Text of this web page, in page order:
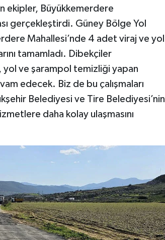
ekipler, Büyükkemerdere
gerçekleştirdi. Güney Bölge Yol
Mahallesi’nde 4 adet viraj ve yol
tamamladı. Dibekçiler
yol ve şarampol temizliği yapan
edecek. Biz de bu çalışmaları
Belediyesi ve Tire Belediyesi’nin
daha kolay ulaşmasını